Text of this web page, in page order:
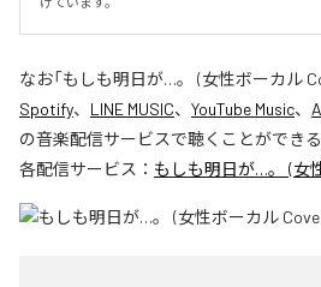
なお「もしも明日が…。 (女性ボーカル
Spotify、 LINE MUSIC、 YouTube Music、
の音楽配信サービスで聴くことができる
各配信サービス： もしも明日が…。 (女